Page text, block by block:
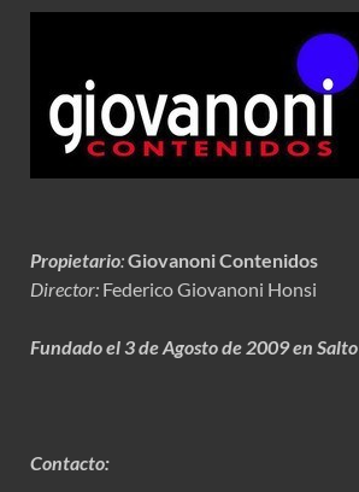
Propietario:Giovanoni Contenidos
Director: Federico Giovanoni Honsi
Fundado el 3 de Agosto de 2009 en Salto
Contacto: